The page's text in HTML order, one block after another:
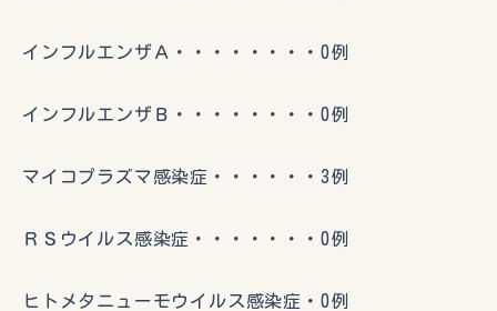
インフルエンザＡ・・・・・・・・0例
インフルエンザＢ・・・・・・・・0例
マイコプラズマ感染症・・・・・・3例
ＲＳウイルス感染症・・・・・・・0例
ヒトメタニューモウイルス感染症・0例